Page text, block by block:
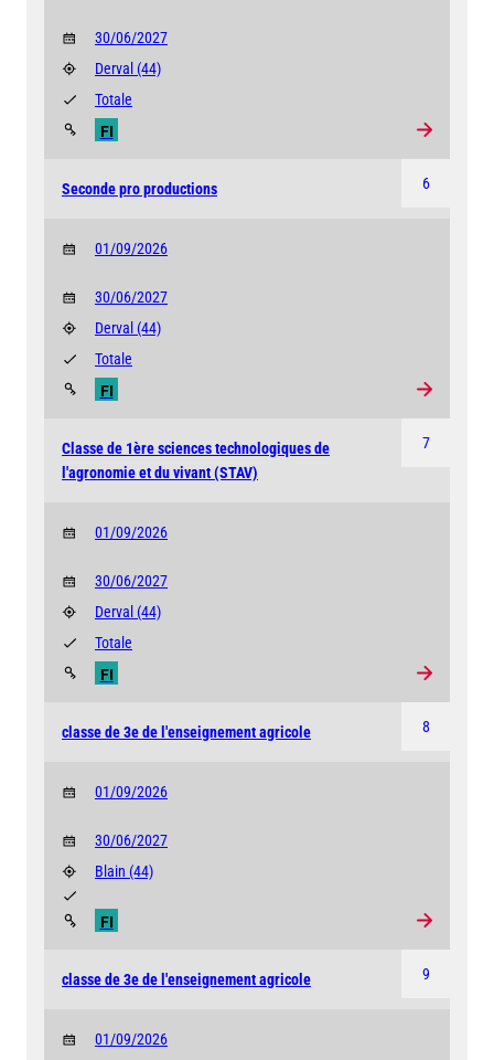
30/06/2027
Derval (44)
FI
Totale
6
Seconde pro productions
01/09/2026
30/06/2027
Derval (44)
FI
Totale
7
Classe de 1ère sciences technologiques de
l'agronomie et du vivant (STAV)
01/09/2026
30/06/2027
Derval (44)
FI
Totale
8
classe de 3e de l'enseignement agricole
01/09/2026
30/06/2027
Blain (44)
FI
9
classe de 3e de l'enseignement agricole
01/09/2026